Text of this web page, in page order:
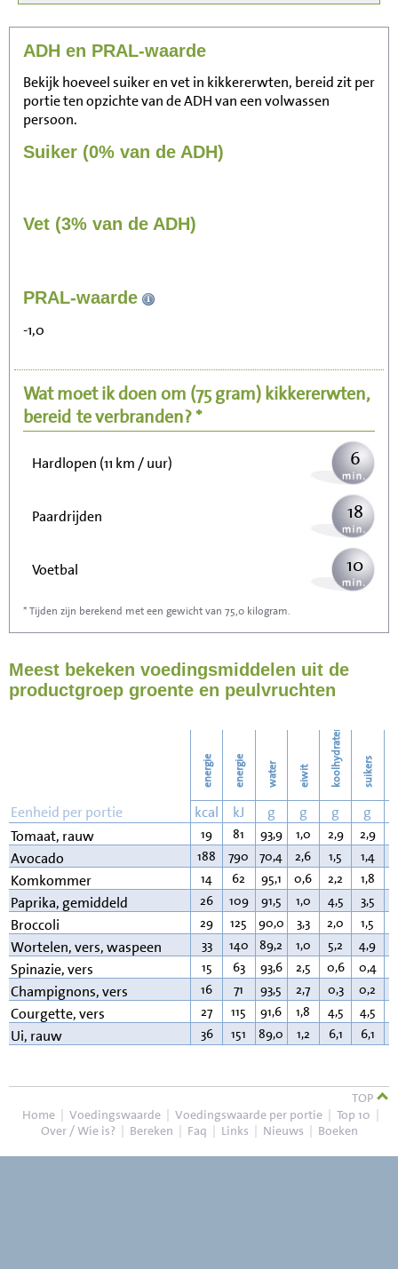
ADH en PRAL-waarde
Bekijk hoeveel suiker en vet in kikkererwten, bereid zit per
portie ten opzichte van de ADH van een volwassen
persoon.
Suiker (0% van de ADH)
Vet (3% van de ADH)
PRAL-waarde
-1,0
Wat moet ik doen om (75 gram)kikkererwten,
bereid te verbranden? *
Zitten, tv kijken
Wandelen (5 km/uur) 16
Hardlopen (11 km / uur) 6
Paardrijden 18
Voetbal 10
Stofzuigen
Strijken 31
36
* Tijden zijn berekend met een gewicht van 75,0 kilogram.
Meest bekeken voedingsmiddelen uit de
productgroep groente en peulvruchten
energie energie water eiwit koolhydraten suikers
Eenheid per portie kcal kJ g g g g
Tomaat, rauw
19 81 93,9 1,0 2,9 2,9
Avocado 188 790 70,4 2,6 1,5 1,4
Komkommer 14 62 95,1 0,6 2,2 1,8
Paprika, gemiddeld 26 109 91,5 1,0 4,5 3,5
Broccoli 29 125 90,0 3,3 2,0 1,5
Wortelen, vers, waspeen 33 140 89,2 1,0 5,2 4,9
Spinazie, vers 15 63 93,6 2,5 0,6 0,4
Champignons, vers 16 71 93,5 2,7 0,3 0,2
Courgette, vers 27 115 91,6 1,8 4,5 4,5
Ui, rauw 36 151 89,0 1,2 6,1 6,1
TOP
Home | Voedingswaarde | Voedingswaarde per portie | Top 10 |
Over / Wie is? | Bereken | Faq | Links | Nieuws | Boeken